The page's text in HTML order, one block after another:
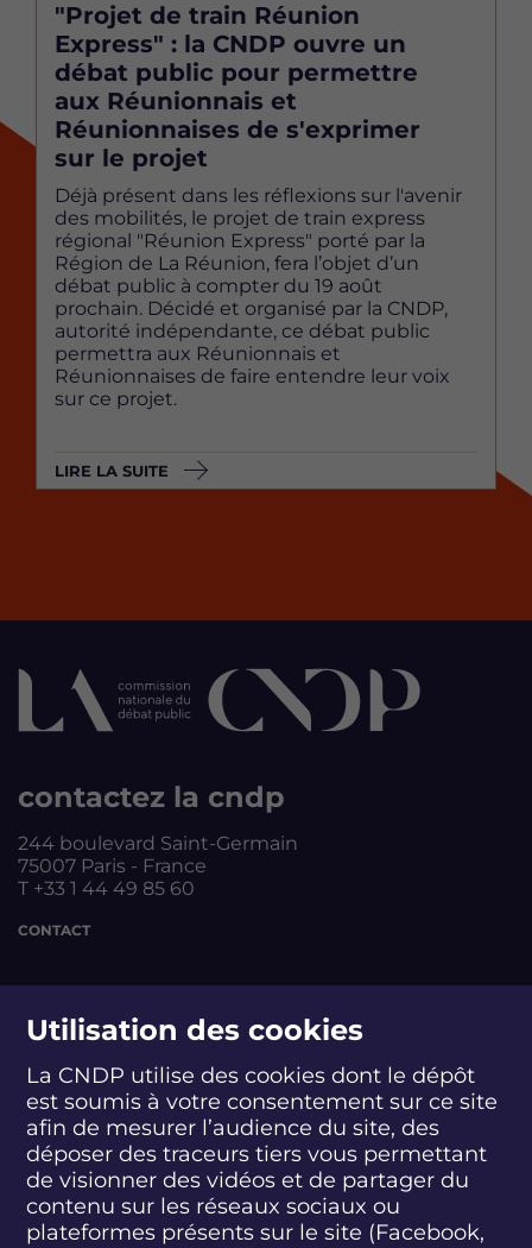
Utilisation des cookies
La CNDP utilise des cookies dont le dépôt
est soumis à votre consentement sur ce site
afin de mesurer l’audience du site, des
déposer des traceurs tiers vous permettant
de visionner des vidéos et de partager du
contenu sur les réseaux sociaux ou
plateformes présents sur le site (Facebook,
"Projet de train Réunion
Express" : la CNDP ouvre un
débat public pour permettre
aux Réunionnais et
Réunionnaises de s'exprimer
sur le projet
Déjà présent dans les réflexions sur l'avenir
des mobilités, le projet de train express
régional "Réunion Express" porté par la
Région de La Réunion, fera l’objet d’un
débat public à compter du 19 août
prochain. Décidé et organisé par la CNDP,
autorité indépendante, ce débat public
permettra aux Réunionnais et
Réunionnaises de faire entendre leur voix
sur ce projet.
LIRE LA SUITE
contactez la cndp
244 boulevard Saint-Germain
75007 Paris - France
T +33 1 44 49 85 60
CONTACT
S
u
e
z
S
u
i
v
e
z
-
S
u
i
v
e
z
-
S
u
i
v
e
z
-
S
u
i
v
e
z
-
S
u
i
v
e
z
-
S
u
i
v
e
-
abonnez-vous
S'INSCRIRE À LA NEWSLETTER